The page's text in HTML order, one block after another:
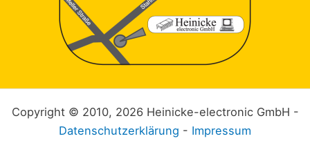
Copyright © 2010, 2026 Heinicke-electronic GmbH -
Datenschutzerklärung - Impressum